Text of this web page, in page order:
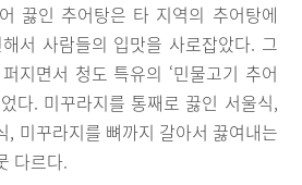
끓인 추어탕은 타 지역의 추어탕에
서 사람들의 입맛을 사로잡았다. 그
지면서 청도 특유의 ‘민물고기 추어
다. 미꾸라지를 통째로 끓인 서울식,
, 미꾸라지를 뼈까지 갈아서 끓여내는
다르다.